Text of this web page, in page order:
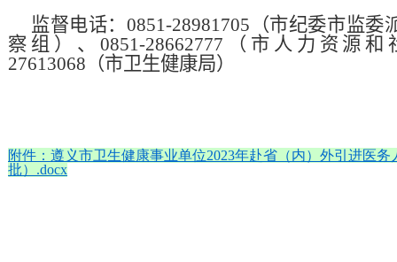
监督电话：0851-28981705 （市纪委市监委
察组）、 0851-28662777 （市人力资源
27613068 （市卫生健康局）
附件：遵义市卫生健康事业单位2023年赴省（内）外引进医
批）.docx